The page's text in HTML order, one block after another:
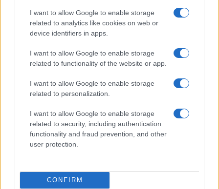
I want to allow Google to enable storage
related to analytics like cookies on web or
device identifiers in apps.
I want to allow Google to enable storage
related to functionality of the website or app.
I want to allow Google to enable storage
related to personalization.
I want to allow Google to enable storage
related to security, including authentication
functionality and fraud prevention, and other
user protection.
CONFIRM
Guida alle tastiere gaming: macro, switch e software
Andrea Conforti · 10 Ago 2026
GIOCHI